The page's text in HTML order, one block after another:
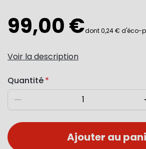
99,00 €dont 0,24 € d'éco-
Voir la description
Quantité
Diminuer
Ajouter au